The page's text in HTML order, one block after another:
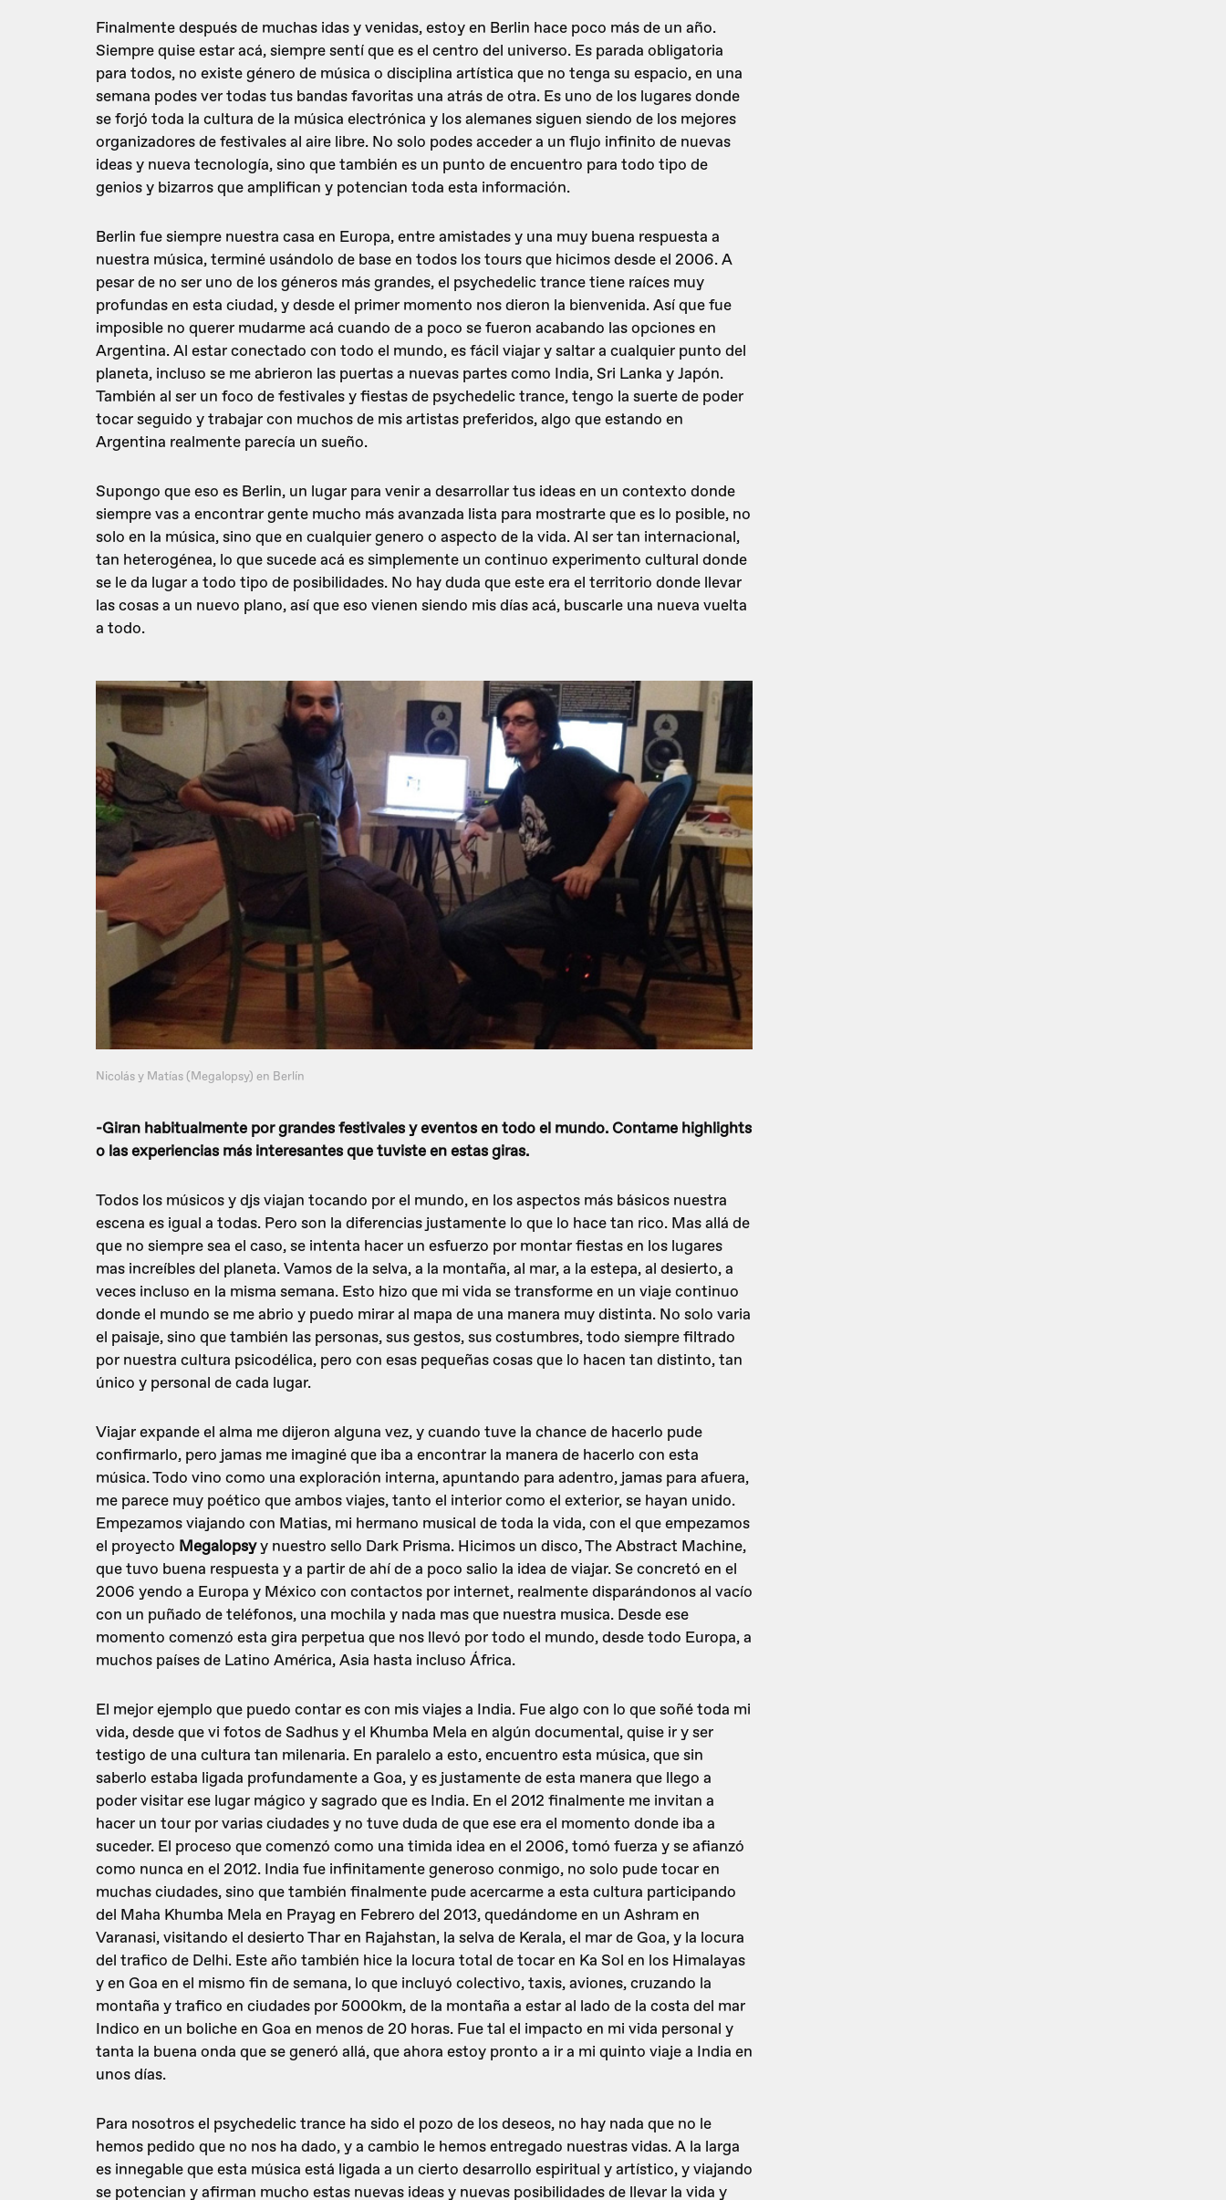
Finalmente después de muchas idas y venidas, estoy en Berlin hace poco más de un año.
Siempre quise estar acá, siempre sentí que es el centro del universo. Es parada obligatoria
para todos, no existe género de música o disciplina artística que no tenga su espacio, en una
semana podes ver todas tus bandas favoritas una atrás de otra. Es uno de los lugares donde
se forjó toda la cultura de la música electrónica y los alemanes siguen siendo de los mejores
organizadores de festivales al aire libre. No solo podes acceder a un flujo infinito de nuevas
ideas y nueva tecnología, sino que también es un punto de encuentro para todo tipo de
genios y bizarros que amplifican y potencian toda esta información.
Berlin fue siempre nuestra casa en Europa, entre amistades y una muy buena respuesta a
nuestra música, terminé usándolo de base en todos los tours que hicimos desde el 2006. A
pesar de no ser uno de los géneros más grandes, el psychedelic trance tiene raíces muy
profundas en esta ciudad, y desde el primer momento nos dieron la bienvenida. Así que fue
imposible no querer mudarme acá cuando de a poco se fueron acabando las opciones en
Argentina. Al estar conectado con todo el mundo, es fácil viajar y saltar a cualquier punto del
planeta, incluso se me abrieron las puertas a nuevas partes como India, Sri Lanka y Japón.
También al ser un foco de festivales y fiestas de psychedelic trance, tengo la suerte de poder
tocar seguido y trabajar con muchos de mis artistas preferidos, algo que estando en
Argentina realmente parecía un sueño.
Supongo que eso es Berlin, un lugar para venir a desarrollar tus ideas en un contexto donde
siempre vas a encontrar gente mucho más avanzada lista para mostrarte que es lo posible, no
solo en la música, sino que en cualquier genero o aspecto de la vida. Al ser tan internacional,
tan heterogénea, lo que sucede acá es simplemente un continuo experimento cultural donde
se le da lugar a todo tipo de posibilidades. No hay duda que este era el territorio donde llevar
las cosas a un nuevo plano, así que eso vienen siendo mis días acá, buscarle una nueva vuelta
a todo.
Nicolás y Matías (Megalopsy) en Berlín
-Giran habitualmente por grandes festivales y eventos en todo el mundo. Contame highlights
o las experiencias más interesantes que tuviste en estas giras.
Todos los músicos y djs viajan tocando por el mundo, en los aspectos más básicos nuestra
escena es igual a todas. Pero son la diferencias justamente lo que lo hace tan rico. Mas allá de
que no siempre sea el caso, se intenta hacer un esfuerzo por montar fiestas en los lugares
mas increíbles del planeta. Vamos de la selva, a la montaña, al mar, a la estepa, al desierto, a
veces incluso en la misma semana. Esto hizo que mi vida se transforme en un viaje continuo
donde el mundo se me abrio y puedo mirar al mapa de una manera muy distinta. No solo varia
el paisaje, sino que también las personas, sus gestos, sus costumbres, todo siempre filtrado
por nuestra cultura psicodélica, pero con esas pequeñas cosas que lo hacen tan distinto, tan
único y personal de cada lugar.
Viajar expande el alma me dijeron alguna vez, y cuando tuve la chance de hacerlo pude
confirmarlo, pero jamas me imaginé que iba a encontrar la manera de hacerlo con esta
música. Todo vino como una exploración interna, apuntando para adentro, jamas para afuera,
me parece muy poético que ambos viajes, tanto el interior como el exterior, se hayan unido.
Empezamos viajando con Matias, mi hermano musical de toda la vida, con el que empezamos
el proyecto Megalopsyy nuestro sello Dark Prisma. Hicimos un disco, The Abstract Machine,
que tuvo buena respuesta y a partir de ahí de a poco salio la idea de viajar. Se concretó en el
2006 yendo a Europa y México con contactos por internet, realmente disparándonos al vacío
con un puñado de teléfonos, una mochila y nada mas que nuestra musica. Desde ese
momento comenzó esta gira perpetua que nos llevó por todo el mundo, desde todo Europa, a
muchos países de Latino América, Asia hasta incluso África.
El mejor ejemplo que puedo contar es con mis viajes a India. Fue algo con lo que soñé toda mi
vida, desde que vi fotos de Sadhus y el Khumba Mela en algún documental, quise ir y ser
testigo de una cultura tan milenaria. En paralelo a esto, encuentro esta música, que sin
saberlo estaba ligada profundamente a Goa, y es justamente de esta manera que llego a
poder visitar ese lugar mágico y sagrado que es India. En el 2012 finalmente me invitan a
hacer un tour por varias ciudades y no tuve duda de que ese era el momento donde iba a
suceder. El proceso que comenzó como una timida idea en el 2006, tomó fuerza y se afianzó
como nunca en el 2012. India fue infinitamente generoso conmigo, no solo pude tocar en
muchas ciudades, sino que también finalmente pude acercarme a esta cultura participando
del Maha Khumba Mela en Prayag en Febrero del 2013, quedándome en un Ashram en
Varanasi, visitando el desierto Thar en Rajahstan, la selva de Kerala, el mar de Goa, y la locura
del trafico de Delhi. Este año también hice la locura total de tocar en Ka Sol en los Himalayas
y en Goa en el mismo fin de semana, lo que incluyó colectivo, taxis, aviones, cruzando la
montaña y trafico en ciudades por 5000km, de la montaña a estar al lado de la costa del mar
Indico en un boliche en Goa en menos de 20 horas. Fue tal el impacto en mi vida personal y
tanta la buena onda que se generó allá, que ahora estoy pronto a ir a mi quinto viaje a India en
unos días.
Para nosotros el psychedelic trance ha sido el pozo de los deseos, no hay nada que no le
hemos pedido que no nos ha dado, y a cambio le hemos entregado nuestras vidas. A la larga
es innegable que esta música está ligada a un cierto desarrollo espiritual y artístico, y viajando
se potencian y afirman mucho estas nuevas ideas y nuevas posibilidades de llevar la vida y